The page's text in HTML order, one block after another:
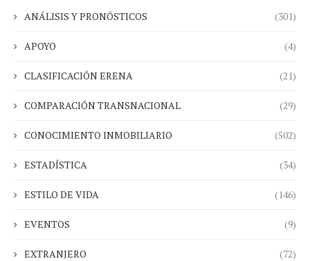
ANÁLISIS Y PRONÓSTICOS (301)
APOYO (4)
CLASIFICACIÓN ERENA (21)
COMPARACIÓN TRANSNACIONAL (29)
CONOCIMIENTO INMOBILIARIO (502)
ESTADÍSTICA (34)
ESTILO DE VIDA (146)
EVENTOS (9)
EXTRANJERO (72)